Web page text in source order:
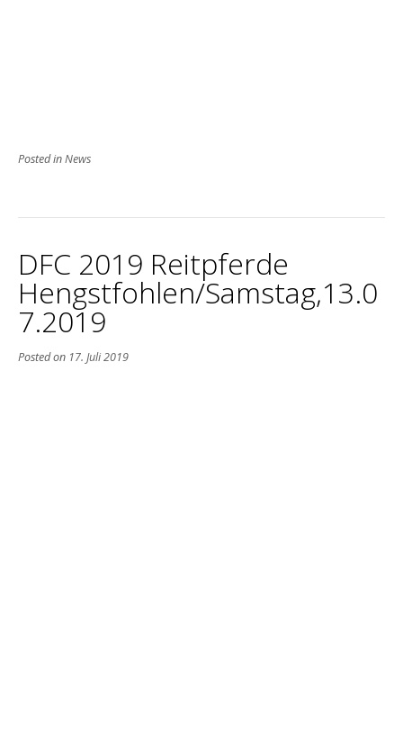
Posted inNews
DFC 2019 Reitpferde
Hengstfohlen/Samstag,13.0
7.2019
Posted on 17. Juli 2019